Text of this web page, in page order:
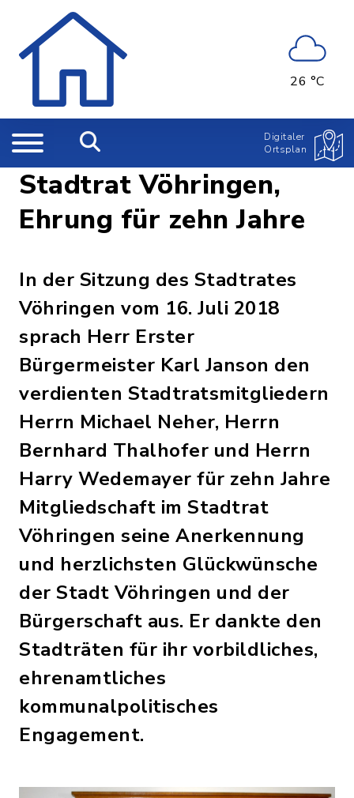
26 °C
Digitaler
Ortsplan
Stadtrat Vöhringen,
Ehrung für zehn Jahre
In der Sitzung des Stadtrates
Vöhringen vom 16. Juli 2018
sprach Herr Erster
Bürgermeister Karl Janson den
verdienten Stadtratsmitgliedern
Herrn Michael Neher, Herrn
Bernhard Thalhofer und Herrn
Harry Wedemayer für zehn Jahre
Mitgliedschaft im Stadtrat
Vöhringen seine Anerkennung
und herzlichsten Glückwünsche
der Stadt Vöhringen und der
Bürgerschaft aus. Er dankte den
Stadträten für ihr vorbildliches,
ehrenamtliches
kommunalpolitisches
Engagement.